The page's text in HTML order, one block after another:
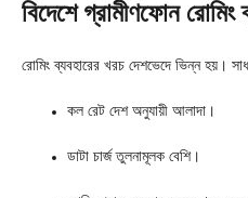
বিদেশে গ্রামীণফোন রোমিং
রোমিং ব্যবহারের খরচ দেশভেদে ভিন্ন হয়।
কল রেট দেশ অনুযায়ী আলাদা।
ডাটা চার্জ তুলনামূলক বেশি।